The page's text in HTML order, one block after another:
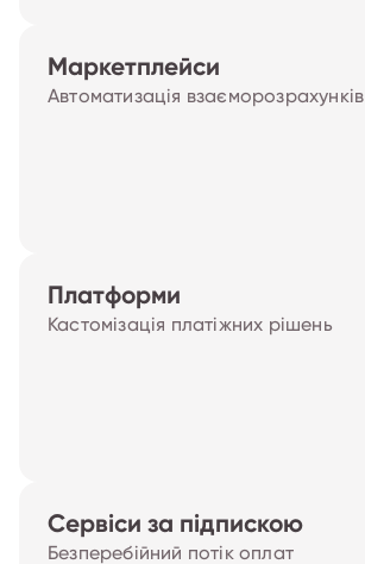
Маркетплейси
Автоматизація взаєморозрахунків
Платформи
Кастомізація платіжних рішень
Сервіси за підпискою
Безперебійний потік оплат